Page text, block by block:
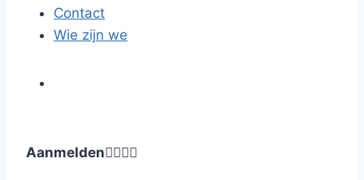
Contact
Wie zijn we
Aanmelden